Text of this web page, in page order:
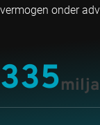
vermogen onder
335